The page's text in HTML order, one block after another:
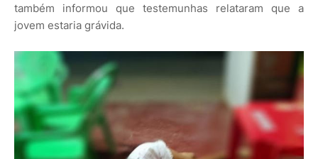
também informou que testemunhas relataram que a
jovem estaria grávida.